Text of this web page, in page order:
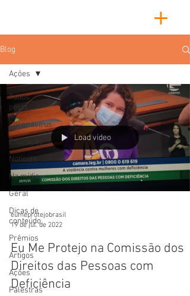
Blog
Todos
posts
Coronavírus
Educação
Notícias
Na mídia
Geral
Dicas de
conteúdo
Prêmios
Artigos
Ações
Palestras
Ações
Load video
eumeprotejobrasil
19 de jul. de 2022
Eu Me Protejo na Comissão dos
Direitos das Pessoas com
Deficiência